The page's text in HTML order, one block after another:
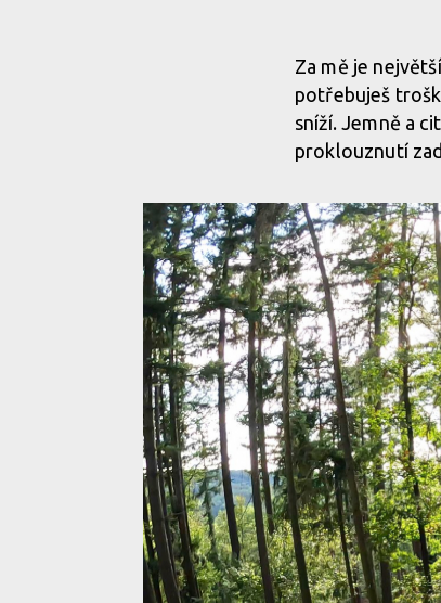
moment, 600 W špičkový výkon a
Parametricky je 5. generace zcela totožná
Parametricky je 5. generace zcela totožná
moment, 600 W špičkový výkon a maximální
Parametricky je 5. generace zcela totožná
moment, 600 W špičkový výkon a maximální
Parametricky je 5. generace zcela totožná
moment, 600 W špičkový výkon a maximální
Za mě je
potřebuješ
sníží. Jemně a
proklouznutí